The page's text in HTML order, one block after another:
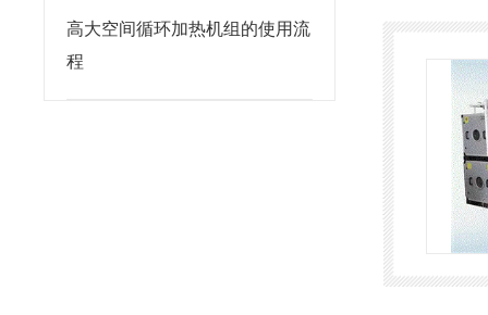
高大空间循环加热机组的使用流
程